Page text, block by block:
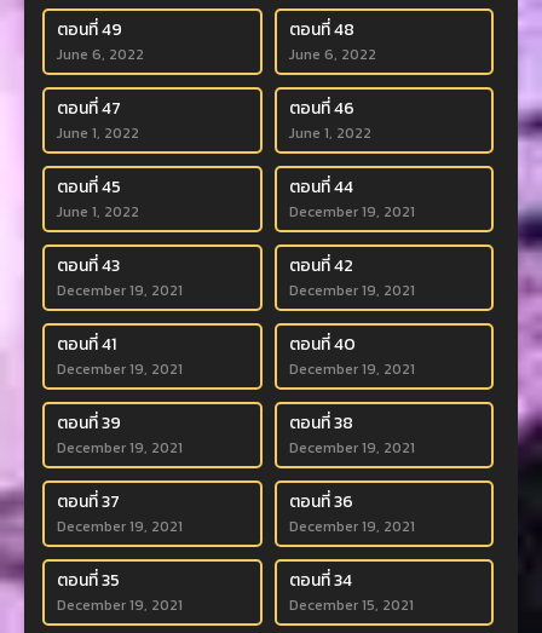
ตอนที่ 49
June 6, 2022
ตอนที่ 48
June 6, 2022
ตอนที่ 47
June 1, 2022
ตอนที่ 46
June 1, 2022
ตอนที่ 45
June 1, 2022
ตอนที่ 44
December 19, 2021
ตอนที่ 43
December 19, 2021
ตอนที่ 42
December 19, 2021
ตอนที่ 41
December 19, 2021
ตอนที่ 40
December 19, 2021
ตอนที่ 39
December 19, 2021
ตอนที่ 38
December 19, 2021
ตอนที่ 37
December 19, 2021
ตอนที่ 36
December 19, 2021
ตอนที่ 35
December 19, 2021
ตอนที่ 34
December 15, 2021